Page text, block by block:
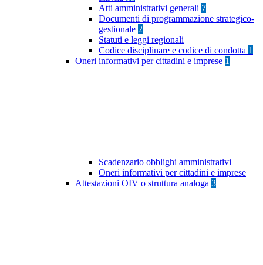
Atti amministrativi generali 7
Documenti di programmazione strategico-
gestionale 2
Statuti e leggi regionali
Codice disciplinare e codice di condotta 1
Oneri informativi per cittadini e imprese 1
Scadenzario obblighi amministrativi
Oneri informativi per cittadini e imprese
Attestazioni OIV o struttura analoga 3